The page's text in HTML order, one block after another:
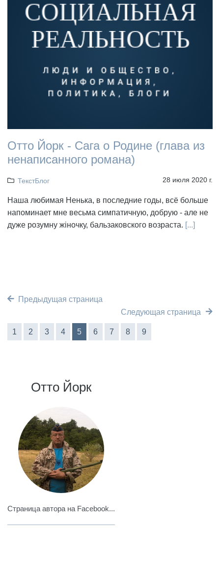
Отто Йорк - Сага о Родине (глава из
ненаписанного романа)
ТекстБлог 28 июля 2020 г.
Наша любимая Ненька, в последние годы, всё больше
напоминает мне весьма симпатичную, добрую - але не
дуже розумну жіночку, бальзаковского возраста. [...]
Предыдущая страница
Следующая страница
1 2 3 4 5 6 7 8 9
Отто Йорк
Страница автора на Facebook...